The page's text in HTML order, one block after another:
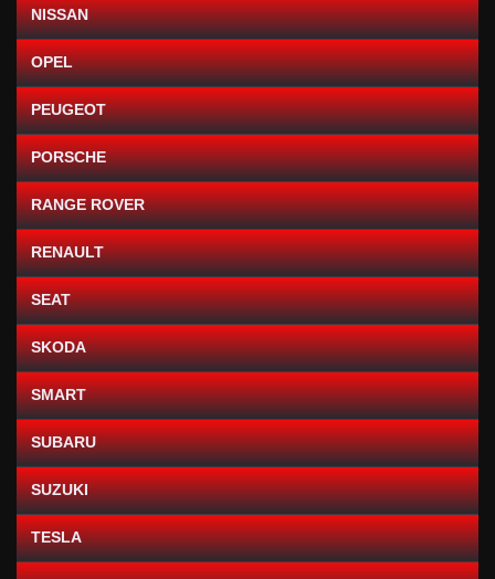
NISSAN
OPEL
PEUGEOT
PORSCHE
RANGE ROVER
RENAULT
SEAT
SKODA
SMART
SUBARU
SUZUKI
TESLA